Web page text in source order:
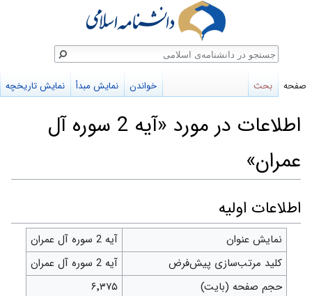
اطلاعات در مورد «آیه 2 سوره آل
عمران»
پرش
به
ناوبری
پرش
به
جستجو
اطلاعات اولیه
نمایش عنوان
آیه 2 سوره آل عمران
کلید مرتب‌سازی پیش‌فرض
آیه 2 سوره آل عمران
حجم صفحه (بایت)
۶٬۳۷۵
صفحه بحث خواندن نمایش مبدأ نمایش تاریخچه
جستجو